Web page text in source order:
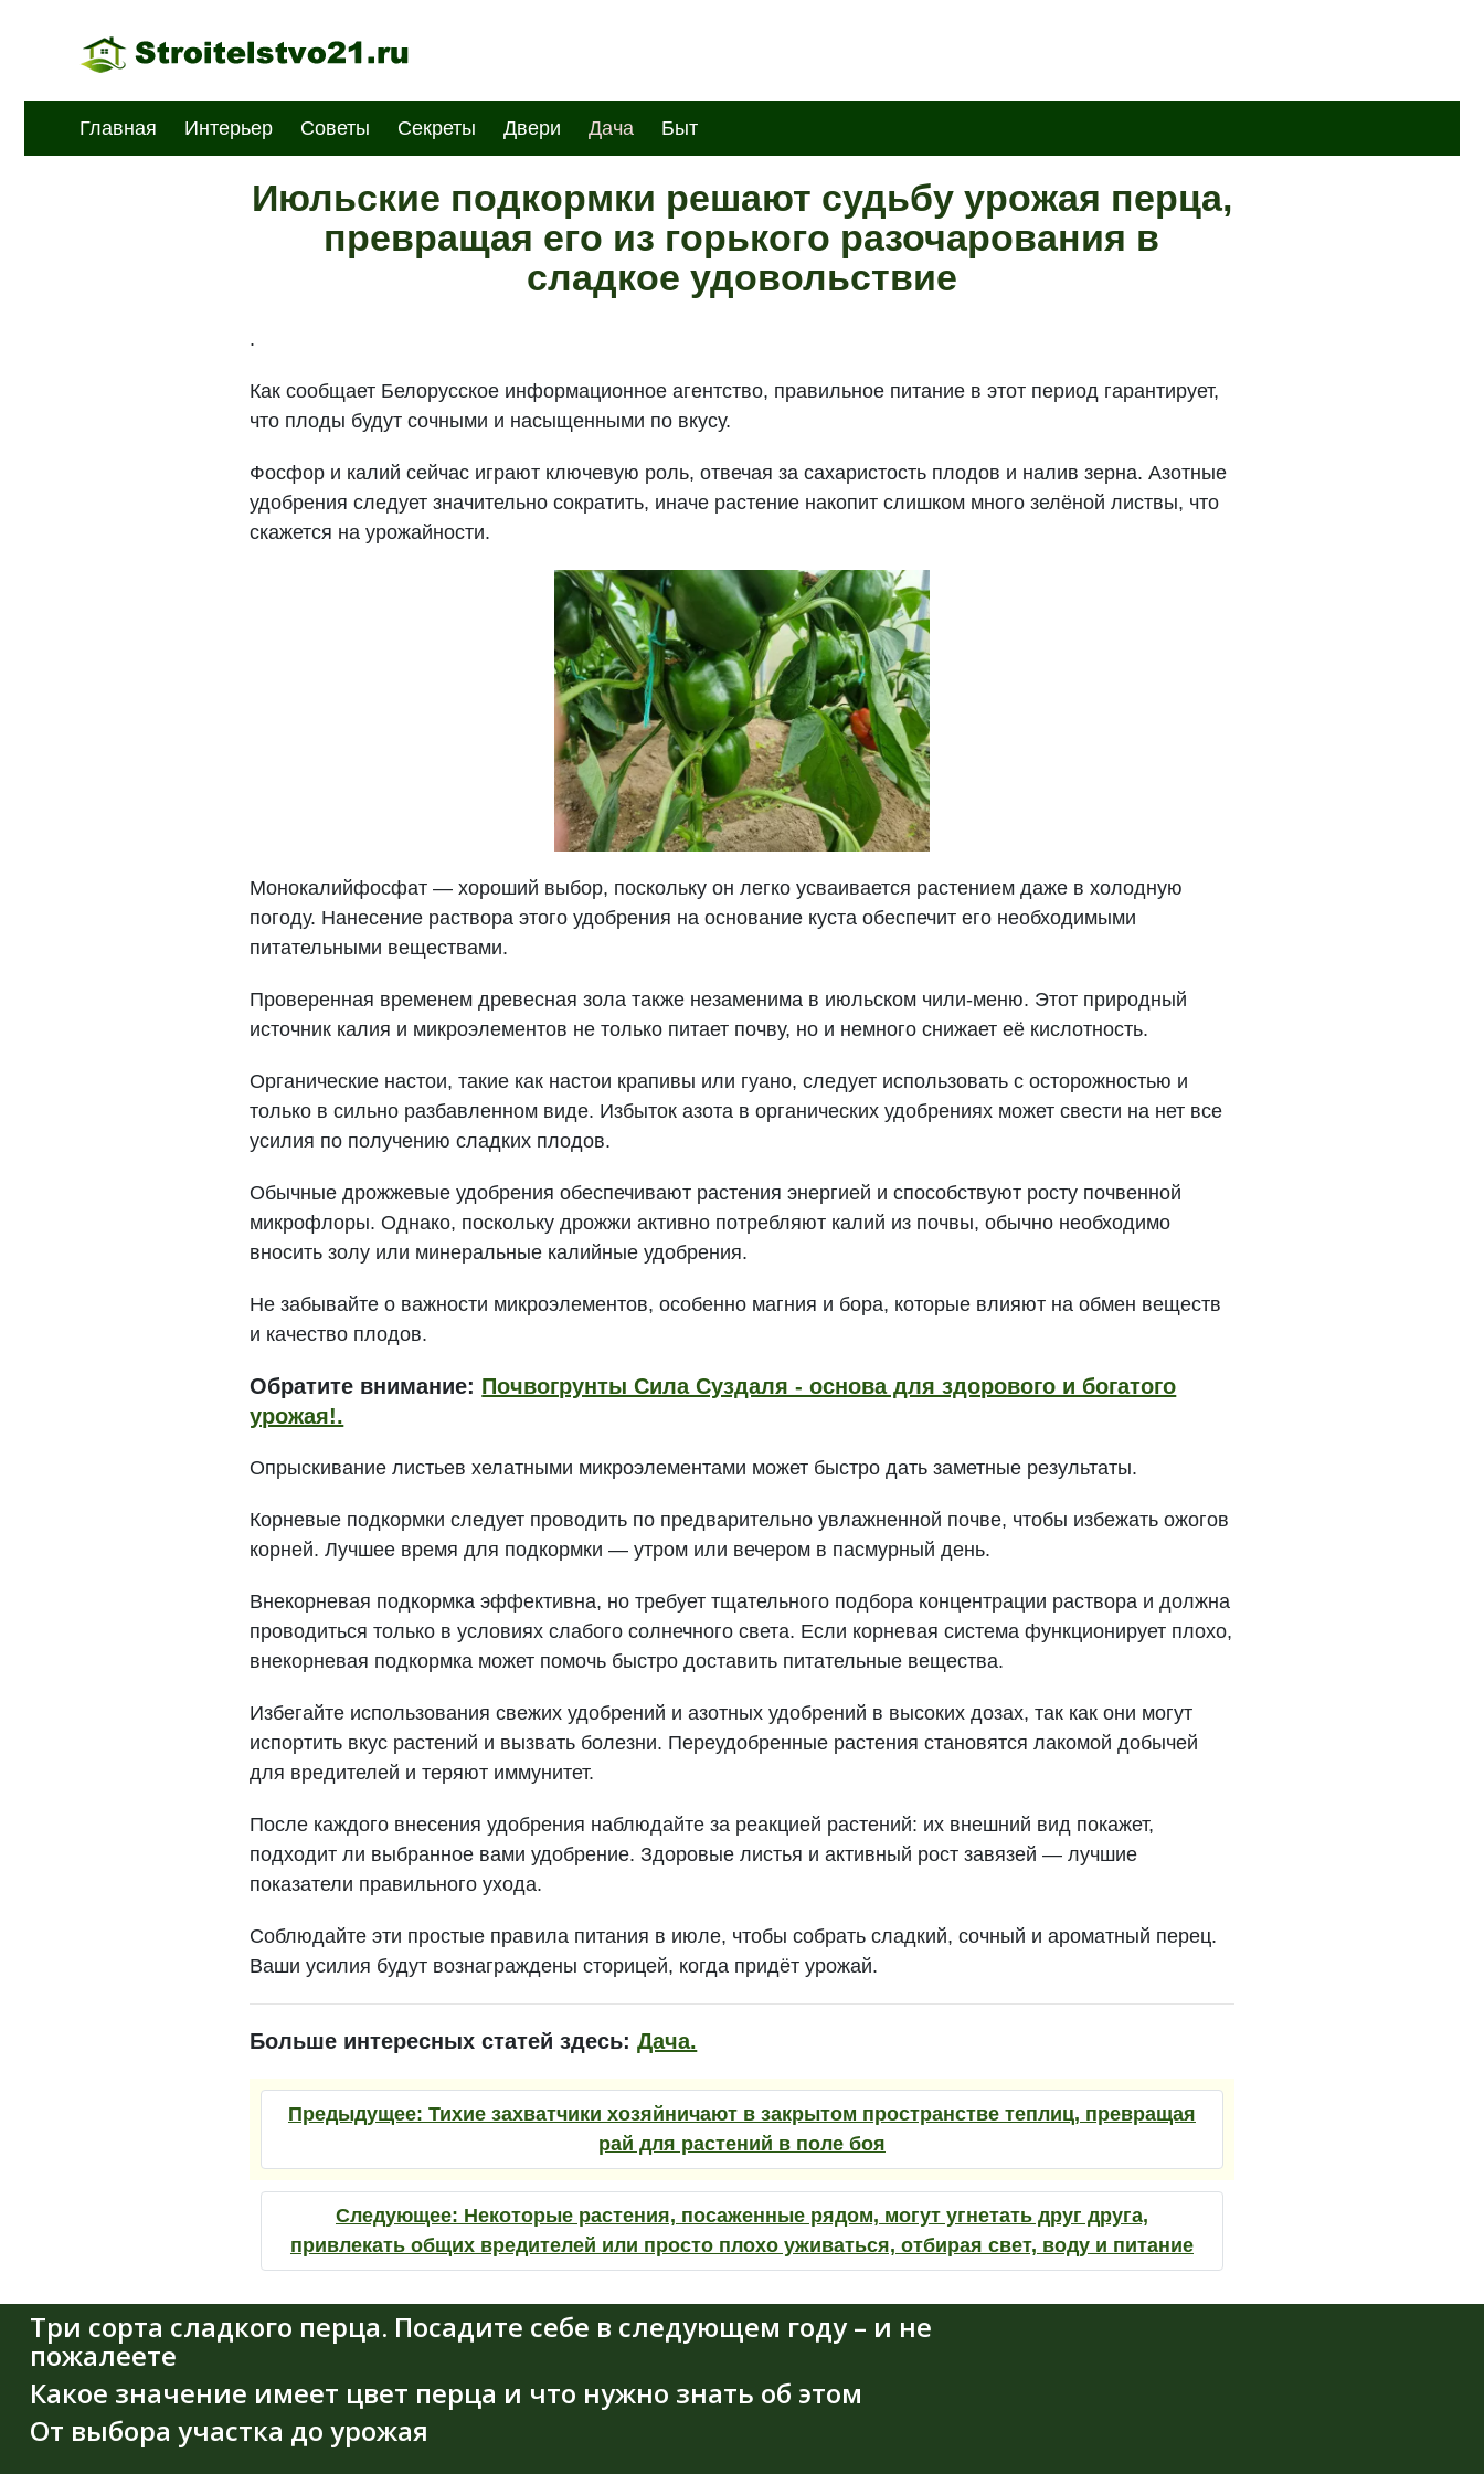
Главная Интерьер Советы Секреты Двери Дача Быт
Июльские подкормки решают судьбу урожая перца,
превращая его из горького разочарования в
сладкое удовольствие
.
Как сообщает Белорусское информационное агентство, правильное питание в этот период гарантирует,
что плоды будут сочными и насыщенными по вкусу.
Фосфор и калий сейчас играют ключевую роль, отвечая за сахаристость плодов и налив зерна. Азотные
удобрения следует значительно сократить, иначе растение накопит слишком много зелёной листвы, что
скажется на урожайности.
Монокалийфосфат — хороший выбор, поскольку он легко усваивается растением даже в холодную
погоду. Нанесение раствора этого удобрения на основание куста обеспечит его необходимыми
питательными веществами.
Проверенная временем древесная зола также незаменима в июльском чили-меню. Этот природный
источник калия и микроэлементов не только питает почву, но и немного снижает её кислотность.
Органические настои, такие как настои крапивы или гуано, следует использовать с осторожностью и
только в сильно разбавленном виде. Избыток азота в органических удобрениях может свести на нет все
усилия по получению сладких плодов.
Обычные дрожжевые удобрения обеспечивают растения энергией и способствуют росту почвенной
микрофлоры. Однако, поскольку дрожжи активно потребляют калий из почвы, обычно необходимо
вносить золу или минеральные калийные удобрения.
Не забывайте о важности микроэлементов, особенно магния и бора, которые влияют на обмен веществ
и качество плодов.
Обратите внимание: Почвогрунты Сила Суздаля - основа для здорового и богатого
урожая!.
Опрыскивание листьев хелатными микроэлементами может быстро дать заметные результаты.
Корневые подкормки следует проводить по предварительно увлажненной почве, чтобы избежать ожогов
корней. Лучшее время для подкормки — утром или вечером в пасмурный день.
Внекорневая подкормка эффективна, но требует тщательного подбора концентрации раствора и должна
проводиться только в условиях слабого солнечного света. Если корневая система функционирует плохо,
внекорневая подкормка может помочь быстро доставить питательные вещества.
Избегайте использования свежих удобрений и азотных удобрений в высоких дозах, так как они могут
испортить вкус растений и вызвать болезни. Переудобренные растения становятся лакомой добычей
для вредителей и теряют иммунитет.
После каждого внесения удобрения наблюдайте за реакцией растений: их внешний вид покажет,
подходит ли выбранное вами удобрение. Здоровые листья и активный рост завязей — лучшие
показатели правильного ухода.
Соблюдайте эти простые правила питания в июле, чтобы собрать сладкий, сочный и ароматный перец.
Ваши усилия будут вознаграждены сторицей, когда придёт урожай.
Больше интересных статей здесь:Дача.
Предыдущее: Тихие захватчики хозяйничают в закрытом пространстве теплиц, превращая
рай для растений в поле боя
Следующее: Некоторые растения, посаженные рядом, могут угнетать друг друга,
привлекать общих вредителей или просто плохо уживаться, отбирая свет, воду и питание
Три сорта сладкого перца. Посадите себе в следующем году – и не
пожалеете
Какое значение имеет цвет перца и что нужно знать об этом
От выбора участка до урожая